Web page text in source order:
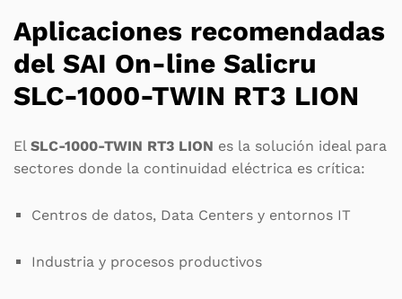
Aplicaciones recomendadas
del SAI On-line Salicru
SLC-1000-TWIN RT3 LION
El SLC-1000-TWIN RT3 LION es la solución ideal para
sectores donde la continuidad eléctrica es crítica:
Centros de datos, Data Centers y entornos IT
Industria y procesos productivos